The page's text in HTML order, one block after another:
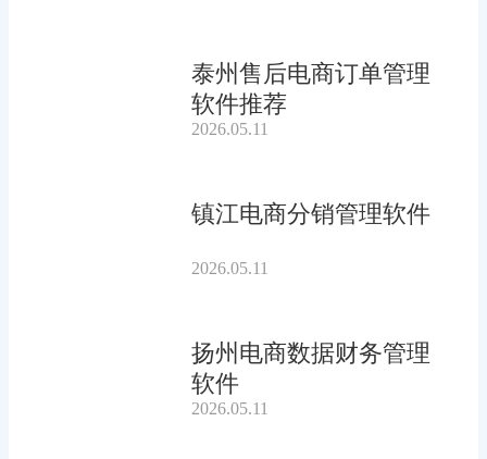
泰州售后电商订单管理
软件推荐
2026.05.11
镇江电商分销管理软件
2026.05.11
扬州电商数据财务管理
软件
2026.05.11